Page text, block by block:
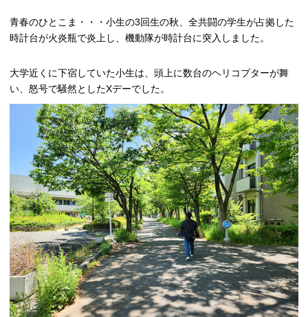
青春のひとこま・・・小生の3回生の秋、全共闘の学生が占拠した
時計台が火炎瓶で炎上し、機動隊が時計台に突入しました。
大学近くに下宿していた小生は、頭上に数台のヘリコプターが舞
い、怒号で騒然としたXデーでした。